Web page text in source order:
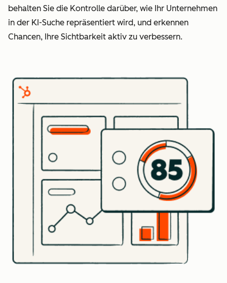
behalten Sie die Kontrolle darüber, wie Ihr Unternehmen
in der KI-Suche repräsentiert wird, und erkennen
Chancen, Ihre Sichtbarkeit aktiv zu verbessern.